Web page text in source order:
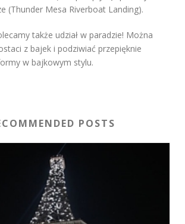
(Thunder Mesa Riverboat Landing).
także udział w paradzie! Można
z bajek i podziwiać przepięknie
w bajkowym stylu.
POSTS